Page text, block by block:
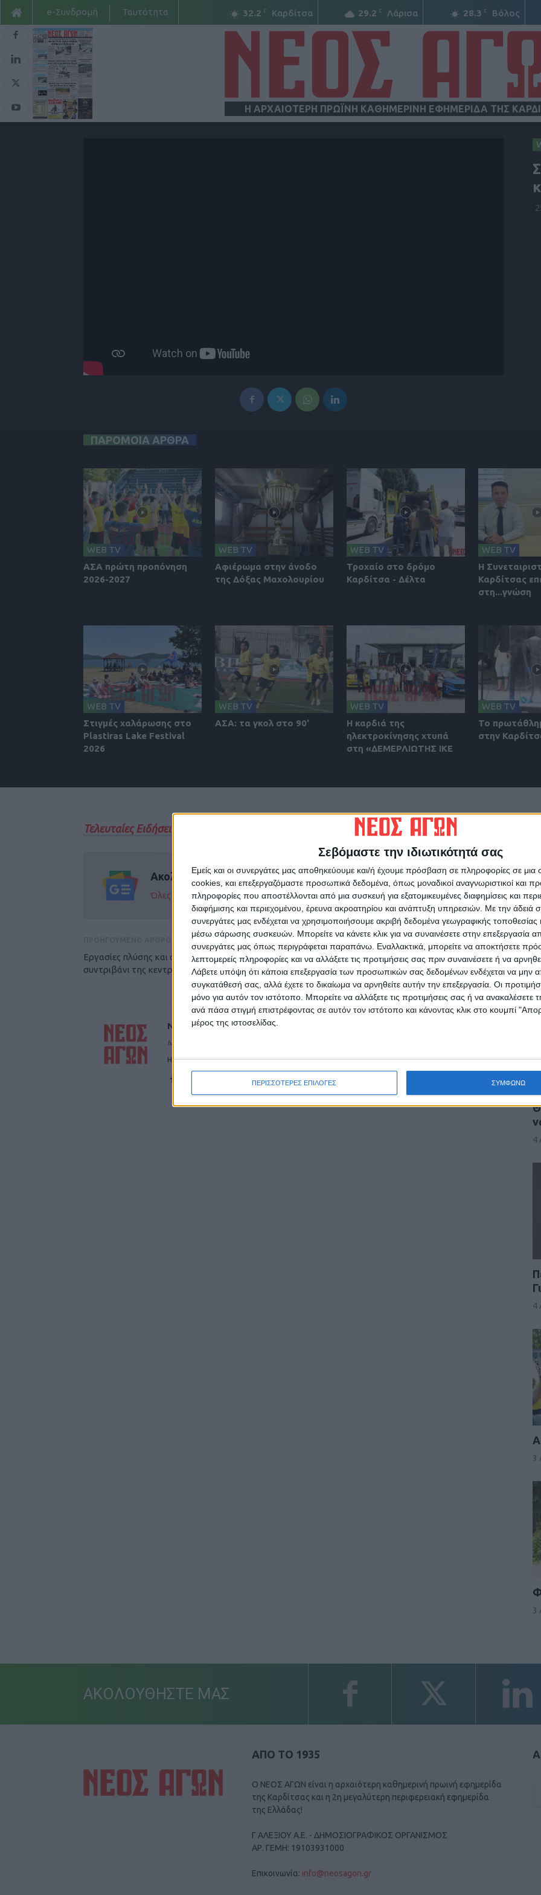
Σεβόμαστε την ιδιωτικότητά σας
Εμείς και οι συνεργάτες μας αποθηκεύουμε και/ή έχουμε πρόσβαση σε πληροφορίες σε
cookies, και επεξεργαζόμαστε προσωπικά δεδομένα, όπως μοναδικοί αναγνωριστικοί και
πληροφορίες που αποστέλλονται από μια συσκευή για εξατομικευμένες διαφημίσεις και
διαφήμισης και περιεχομένου, έρευνα ακροατηρίου και ανάπτυξη υπηρεσιών. Με την άδειά
συνεργάτες μας ενδέχεται να χρησιμοποιήσουμε ακριβή δεδομένα γεωγραφικής τοποθεσίας
μέσω σάρωσης συσκευών. Μπορείτε να κάνετε κλικ για να συναινέσετε στην επεξεργασία
συνεργάτες μας όπως περιγράφεται παραπάνω. Εναλλακτικά, μπορείτε να αποκτήσετε
λεπτομερείς πληροφορίες και να αλλάξετε τις προτιμήσεις σας πριν συναινέσετε ή να
Λάβετε υπόψη ότι κάποια επεξεργασία των προσωπικών σας δεδομένων ενδέχεται να μην
συγκατάθεσή σας, αλλά έχετε το δικαίωμα να αρνηθείτε αυτήν την επεξεργασία. Οι
μόνο για αυτόν τον ιστότοπο. Μπορείτε να αλλάξετε τις προτιμήσεις σας ή να ανακαλέσετε
ανά πάσα στιγμή επιστρέφοντας σε αυτόν τον ιστότοπο και κάνοντας κλικ στο κουμπί
μέρος της ιστοσελίδας.
ΠΕΡΙΣΣΟΤΕΡΕΣ ΕΠΙΛΟΓΕΣ ΣΥΜΦΩΝΩ
32.2 C Καρδίτσα 29.2 C Λάρισα 28.3 C Βόλος
e-Συνδρομή Ταυτότητα
Η ΑΡΧΑΙΟΤΕΡΗ ΠΡΩΪΝΗ ΚΑΘΗΜΕΡΙΝΗ ΕΦΗΜΕΡΙΔΑ ΤΗΣ
ΠΑΡΟΜΟΙΑ ΑΡΘΡΑ
WEB TV
ΑΣΑ πρώτη προπόνηση
2026-2027
WEB TV
Αφιέρωμα στην άνοδο
της Δόξας Μαχολουρίου
WEB TV
Τροχαίο στο δρόμο
Καρδίτσα - Δέλτα
WEB TV
Η
Καρδίτσας
στη...γνώση
WEB TV
Στιγμές χαλάρωσης στο
Plastiras Lake Festival
2026
WEB TV
ΑΣΑ: τα γκολ στο 90'
WEB TV
Η καρδιά της
ηλεκτροκίνησης χτυπά
στη «ΔΕΜΕΡΛΙΩΤΗΣ ΙΚΕ
WEB TV
Το
στην
Τελευταίες Ειδήσεις Σήμερα
Ακολούθησε την εφημερίδα ΝΕΟΣ ΑΓΩΝ στο Google News!
Όλες οι εξελίξεις στην περιοχή της Καρδίτσας και ευρύτερα της Θεσσαλίας
Εργασίες πλύσης και συντήρησης στο
συντριβάνι της κεντρικής πλατείας Καρδίτσας
ΕΠΟΜΕΝΟ ΑΡΘΡΟ
Δράση για την εξάλειψη της βίας κατά των
γυναικών _ Στεφανία Μακρή
ΝΕΟΣ ΑΓΩΝ
https://neosagon.gr
Η Αρχαιότερη Καθημερινή Πρωινή Εφημερίδα της Καρδίτσας
4
4
3
3
ΑΚΟΛΟΥΘΗΣΤΕ ΜΑΣ
ΑΠΟ ΤΟ 1935
Ο ΝΕΟΣ ΑΓΩΝ είναι η αρχαιότερη καθημερινή πρωινή εφημερίδα
της Καρδίτσας και η 2η μεγαλύτερη περιφερειακή εφημερίδα
της Ελλάδας!
Γ ΑΛΕΞΙΟΥ Α.Ε. - ΔΗΜΟΣΙΟΓΡΑΦΙΚΟΣ ΟΡΓΑΝΙΣΜΟΣ
ΑΡ. ΓΕΜΗ: 19103931000
Επικοινωνία: info@neosagon.gr